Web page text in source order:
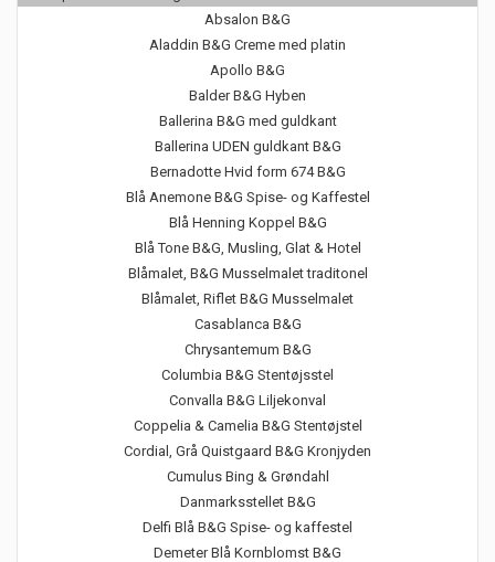
Absalon B&G
Aladdin B&G Creme med platin
Apollo B&G
Balder B&G Hyben
Ballerina B&G med guldkant
Ballerina UDEN guldkant B&G
Bernadotte Hvid form 674 B&G
Blå Anemone B&G Spise- og Kaffestel
Blå Henning Koppel B&G
Blå Tone B&G, Musling, Glat & Hotel
Blåmalet, B&G Musselmalet traditonel
Blåmalet, Riflet B&G Musselmalet
Casablanca B&G
Chrysantemum B&G
Columbia B&G Stentøjsstel
Convalla B&G Liljekonval
Coppelia & Camelia B&G Stentøjstel
Cordial, Grå Quistgaard B&G Kronjyden
Cumulus Bing & Grøndahl
Danmarksstellet B&G
Delfi Blå B&G Spise- og kaffestel
Demeter Blå Kornblomst B&G